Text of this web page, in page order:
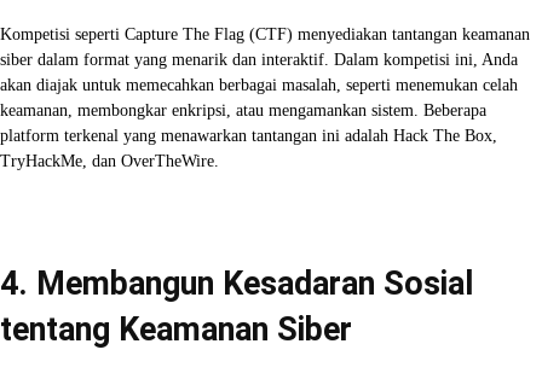
Kompetisi seperti Capture The Flag (CTF) menyediakan tantangan keamanan
siber dalam format yang menarik dan interaktif. Dalam kompetisi ini, Anda
akan diajak untuk memecahkan berbagai masalah, seperti menemukan celah
keamanan, membongkar enkripsi, atau mengamankan sistem. Beberapa
platform terkenal yang menawarkan tantangan ini adalah Hack The Box,
TryHackMe, dan OverTheWire.
4. Membangun Kesadaran Sosial
tentang Keamanan Siber